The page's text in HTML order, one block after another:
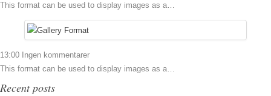
This format can be used to display images as a…
13:00 Ingen kommentarer
This format can be used to display images as a…
Recent posts